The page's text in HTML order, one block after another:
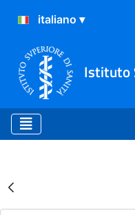
Istituto
Risultati